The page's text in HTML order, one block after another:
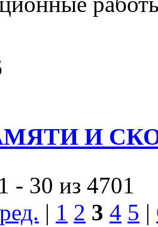
И
- 30 из 4701
| 1 2 3 4 5 |